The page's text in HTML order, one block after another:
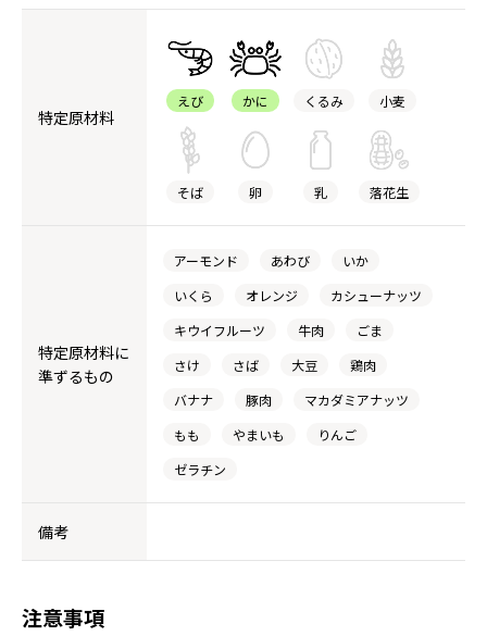
特定原材料
えび かに くるみ 小麦
そば 卵 乳 落花生
特定原材料に
準ずるもの
アーモンド あわび
いか
いくら
オレンジ
カシューナッツ
キウイフルーツ
牛肉
ごま
さけ
さば 大豆
鶏肉
バナナ
豚肉
マカダミアナッツ
もも
やまいも
りんご
ゼラチン
備考
注意事項